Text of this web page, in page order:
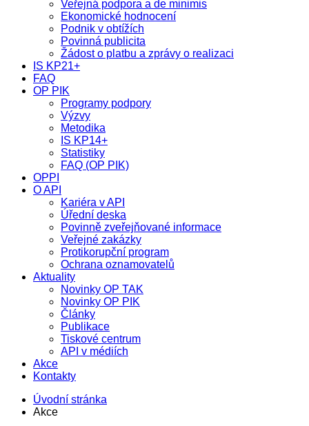
Veřejná podpora a de minimis
Ekonomické hodnocení
Podnik v obtížích
Povinná publicita
Žádost o platbu a zprávy o realizaci
IS KP21+
FAQ
OP PIK
Programy podpory
Výzvy
Metodika
IS KP14+
Statistiky
FAQ (OP PIK)
OPPI
O API
Kariéra v API
Úřední deska
Povinně zveřejňované informace
Veřejné zakázky
Protikorupční program
Ochrana oznamovatelů
Aktuality
Novinky OP TAK
Novinky OP PIK
Články
Publikace
Tiskové centrum
API v médiích
Akce
Kontakty
Úvodní stránka
Akce